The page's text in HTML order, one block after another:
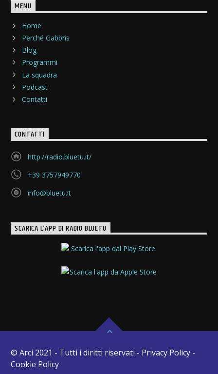
MENU
Home
Perché Gabbris
Blog
Programmi
La squadra
Podcast
Contatti
CONTATTI
http://radio.bluetu.it/
+39 3757949770
info@bluetu.it
SCARICA L’APP DI RADIO BLUETU
© Arci 2021 - Tutti i diritti riservati - Privacy Policy -
Cookie Policy